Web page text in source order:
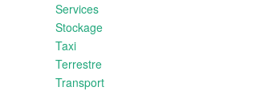
Services
Stockage
Taxi
Terrestre
Transport